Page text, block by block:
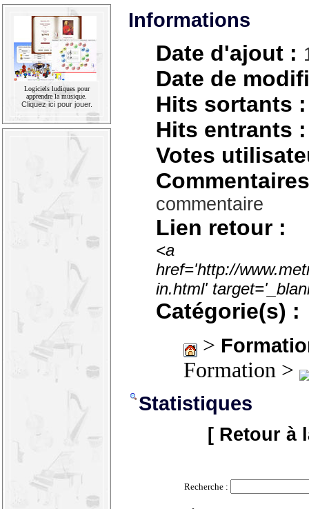
Logiciels ludiques pour
apprendre la musique.
Cliquez ici pour jouer.
Informations
Date d'ajout :
Date de
Hits sortants :
Hits entrants :
Votes
commentaire
Lien retour :
<a
href='http://
in.html'
Catégorie(s) :
>
Formation >
Statistiques
[ Retour à
Recherche :